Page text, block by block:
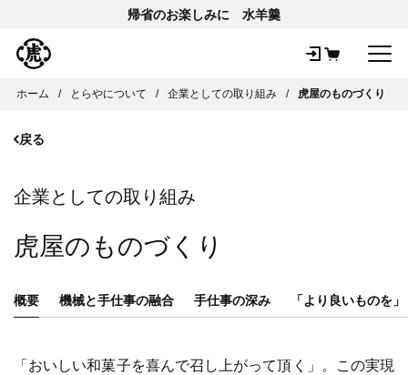
帰省のお楽しみに 水羊羹
ホーム とらやについて 企業としての取り組み 虎屋のものづくり
戻る
企業としての取り組み
虎屋のものづくり
概要 機械と手仕事の融合 手仕事の深み 「より良いものを」
「おいしい和菓子を喜んで召し上がって頂く」。この実現